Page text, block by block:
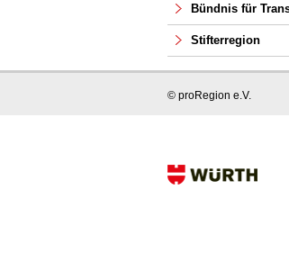
Bündnis für
Stifterregion
© proRegion e.V.